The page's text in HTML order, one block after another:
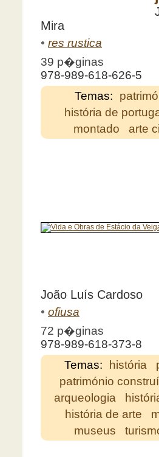
Mira
• res rustica
39 p�ginas
978-989-618-626-5
Temas:
história de
montado
arte
João Luís Cardoso
• ofiusa
72 p�ginas
978-989-618-373-8
Temas:
história
património
arqueologia
história de arte
museus